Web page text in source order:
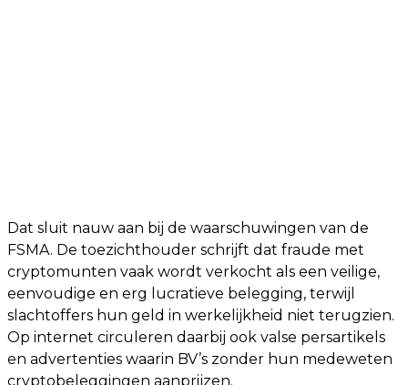
Dat sluit nauw aan bij de waarschuwingen van de
FSMA. De toezichthouder schrijft dat fraude met
cryptomunten vaak wordt verkocht als een veilige,
eenvoudige en erg lucratieve belegging, terwijl
slachtoffers hun geld in werkelijkheid niet terugzien.
Op internet circuleren daarbij ook valse persartikels
en advertenties waarin BV’s zonder hun medeweten
cryptobeleggingen aanprijzen.